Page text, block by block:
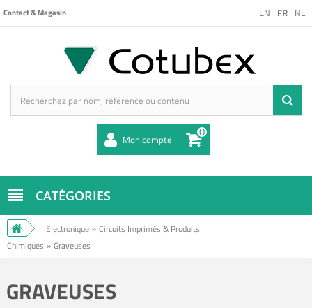
EN FR NL
Contact & Magasin
Mon compte 0
CATÉGORIES
Electronique » Circuits Imprimés & Produits
Chimiques » Graveuses
GRAVEUSES